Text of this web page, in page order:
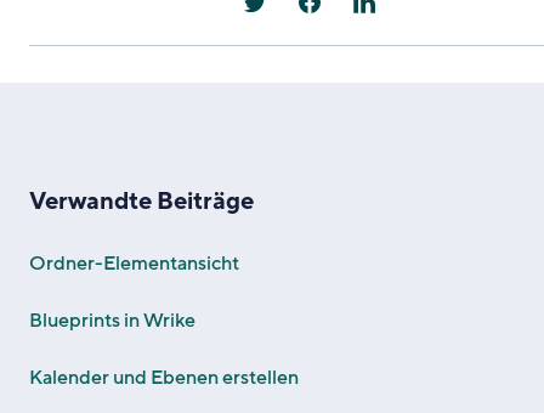
Verwandte Beiträge
Ordner-Elementansicht
Blueprints in Wrike
Kalender und Ebenen erstellen